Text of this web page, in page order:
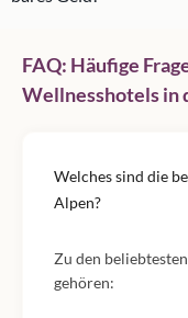
FAQ: Häufige
Wellnesshotels in
Welches sind die
Alpen?
Zu den
gehören: